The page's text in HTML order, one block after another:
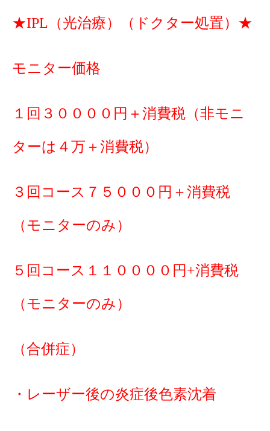
★IPL（光治療）（ドクター処置）★
モニター価格
１回３００００円＋消費税（非モニ
ターは４万＋消費税）
３回コース７５０００円＋消費税
（モニターのみ）
５回コース１１００００円+消費税
（モニターのみ）
（合併症）
・レーザー後の炎症後色素沈着